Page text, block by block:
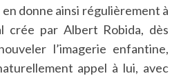
en donne ainsi régulièrement à
crée par Albert Robida, dès
l’imagerie enfantine,
appel à lui, avec